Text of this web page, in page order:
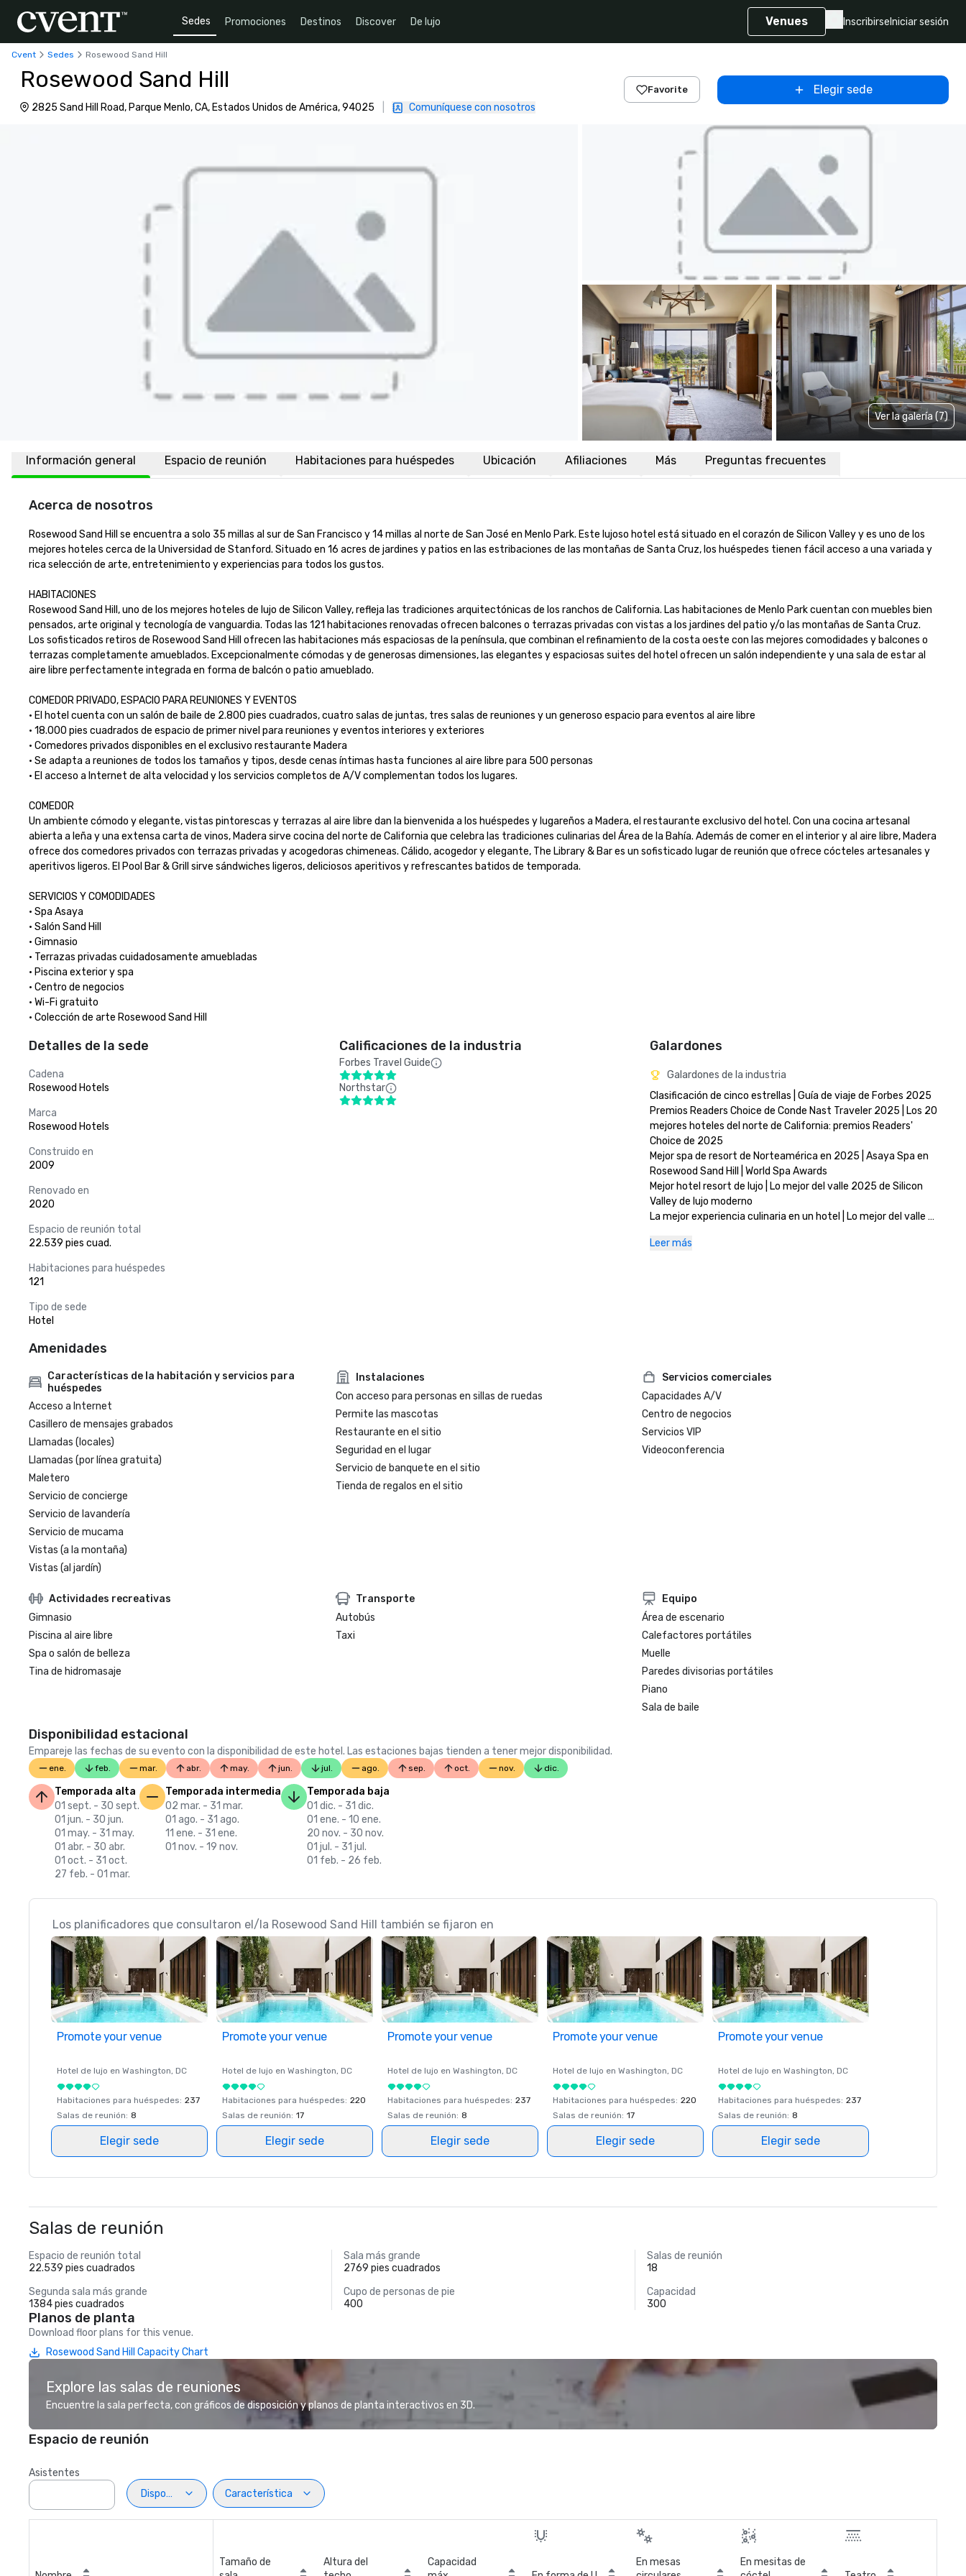
Sedes Promociones Destinos Discover De lujo Venues Inscribirse Iniciar sesión
Cvent Sedes Rosewood Sand Hill
Rosewood Sand Hill
2825 Sand Hill Road, Parque Menlo, CA, Estados Unidos de América, 94025 Comuníquese con nosotros
Favorite Elegir sede
Ver la galería (7)
Información general Espacio de reunión Habitaciones para huéspedes Ubicación Afiliaciones Más Preguntas frecuentes
Acerca de nosotros
Rosewood Sand Hill se encuentra a solo 35 millas al sur de San Francisco y 14 millas al norte de San José en Menlo Park. Este lujoso hotel está situado en el corazón de Silicon Valley y es uno de los
mejores hoteles cerca de la Universidad de Stanford. Situado en 16 acres de jardines y patios en las estribaciones de las montañas de Santa Cruz, los huéspedes tienen fácil acceso a una variada y
rica selección de arte, entretenimiento y experiencias para todos los gustos.
HABITACIONES
Rosewood Sand Hill, uno de los mejores hoteles de lujo de Silicon Valley, refleja las tradiciones arquitectónicas de los ranchos de California. Las habitaciones de Menlo Park cuentan con muebles bien
pensados, arte original y tecnología de vanguardia. Todas las 121 habitaciones renovadas ofrecen balcones o terrazas privadas con vistas a los jardines del patio y/o las montañas de Santa Cruz.
Los sofisticados retiros de Rosewood Sand Hill ofrecen las habitaciones más espaciosas de la península, que combinan el refinamiento de la costa oeste con las mejores comodidades y balcones o
terrazas completamente amueblados. Excepcionalmente cómodas y de generosas dimensiones, las elegantes y espaciosas suites del hotel ofrecen un salón independiente y una sala de estar al
aire libre perfectamente integrada en forma de balcón o patio amueblado.
COMEDOR PRIVADO, ESPACIO PARA REUNIONES Y EVENTOS
· El hotel cuenta con un salón de baile de 2.800 pies cuadrados, cuatro salas de juntas, tres salas de reuniones y un generoso espacio para eventos al aire libre
· 18.000 pies cuadrados de espacio de primer nivel para reuniones y eventos interiores y exteriores
· Comedores privados disponibles en el exclusivo restaurante Madera
· Se adapta a reuniones de todos los tamaños y tipos, desde cenas íntimas hasta funciones al aire libre para 500 personas
· El acceso a Internet de alta velocidad y los servicios completos de A/V complementan todos los lugares.
COMEDOR
Un ambiente cómodo y elegante, vistas pintorescas y terrazas al aire libre dan la bienvenida a los huéspedes y lugareños a Madera, el restaurante exclusivo del hotel. Con una cocina artesanal
abierta a leña y una extensa carta de vinos, Madera sirve cocina del norte de California que celebra las tradiciones culinarias del Área de la Bahía. Además de comer en el interior y al aire libre, Madera
ofrece dos comedores privados con terrazas privadas y acogedoras chimeneas. Cálido, acogedor y elegante, The Library & Bar es un sofisticado lugar de reunión que ofrece cócteles artesanales y
aperitivos ligeros. El Pool Bar & Grill sirve sándwiches ligeros, deliciosos aperitivos y refrescantes batidos de temporada.
SERVICIOS Y COMODIDADES
· Spa Asaya
· Salón Sand Hill
· Gimnasio
· Terrazas privadas cuidadosamente amuebladas
· Piscina exterior y spa
· Centro de negocios
· Wi-Fi gratuito
· Colección de arte Rosewood Sand Hill
Detalles de la sede
Cadena
Rosewood Hotels
Marca
Rosewood Hotels
Construido en
2009
Renovado en
2020
Espacio de reunión total
22.539 pies cuad.
Habitaciones para huéspedes
121
Tipo de sede
Hotel
Calificaciones de la industria
Forbes Travel Guide
Northstar
Galardones
Galardones de la industria
Clasificación de cinco estrellas | Guía de viaje de Forbes 2025
Premios Readers Choice de Conde Nast Traveler 2025 | Los 20
mejores hoteles del norte de California: premios Readers'
Choice de 2025
Mejor spa de resort de Norteamérica en 2025 | Asaya Spa en
Rosewood Sand Hill | World Spa Awards
Mejor hotel resort de lujo | Lo mejor del valle 2025 de Silicon
Valley de lujo moderno
La mejor experiencia culinaria en un hotel | Lo mejor del valle
Mejor spa de día | Lo mejor del valle 2025 de Silicon Valley de
Leer más
Amenidades
Características de la habitación y servicios para
huéspedes
Acceso a Internet
Casillero de mensajes grabados
Llamadas (locales)
Llamadas (por línea gratuita)
Maletero
Servicio de concierge
Servicio de lavandería
Servicio de mucama
Vistas (a la montaña)
Vistas (al jardín)
Instalaciones
Con acceso para personas en sillas de ruedas
Permite las mascotas
Restaurante en el sitio
Seguridad en el lugar
Servicio de banquete en el sitio
Tienda de regalos en el sitio
Servicios comerciales
Capacidades A/V
Centro de negocios
Servicios VIP
Videoconferencia
Actividades recreativas
Gimnasio
Piscina al aire libre
Spa o salón de belleza
Tina de hidromasaje
Transporte
Autobús
Taxi
Equipo
Área de escenario
Calefactores portátiles
Muelle
Paredes divisorias portátiles
Piano
Sala de baile
Disponibilidad estacional
Empareje las fechas de su evento con la disponibilidad de este hotel. Las estaciones bajas tienden a tener mejor disponibilidad.
ene. feb. mar. abr. may. jun. jul. ago. sep. oct. nov. dic.
Temporada alta
01 sept. - 30 sept.
01 jun. - 30 jun.
01 may. - 31 may.
01 abr. - 30 abr.
01 oct. - 31 oct.
27 feb. - 01 mar.
Temporada intermedia
02 mar. - 31 mar.
01 ago. - 31 ago.
11 ene. - 31 ene.
01 nov. - 19 nov.
Temporada baja
01 dic. - 31 dic.
01 ene. - 10 ene.
20 nov. - 30 nov.
01 jul. - 31 jul.
01 feb. - 26 feb.
Los planificadores que consultaron el/la Rosewood Sand Hill también se fijaron en
Promote your venue
Hotel de lujo en Washington, DC
Habitaciones para huéspedes: 237
Salas de reunión: 8
Elegir sede
Promote your venue
Hotel de lujo en Washington, DC
Habitaciones para huéspedes: 220
Salas de reunión: 17
Elegir sede
Promote your venue
Hotel de lujo en Washington, DC
Habitaciones para huéspedes: 237
Salas de reunión: 8
Elegir sede
Promote your venue
Hotel de lujo en Washington, DC
Habitaciones para huéspedes: 220
Salas de reunión: 17
Elegir sede
Promote your venue
Hotel de lujo en Washington, DC
Habitaciones para huéspedes: 237
Salas de reunión: 8
Elegir sede
Salas de reunión
Espacio de reunión total
22.539 pies cuadrados
Sala más grande
2769 pies cuadrados
Salas de reunión
18
Segunda sala más grande
1384 pies cuadrados
Cupo de personas de pie
400
Capacidad
300
Planos de planta
Download floor plans for this venue.
Rosewood Sand Hill Capacity Chart
Explore las salas de reuniones
Encuentre la sala perfecta, con gráficos de disposición y planos de planta interactivos en 3D.
Espacio de reunión
Asistentes
Disposiciön
Característica
Tamaño de
Altura del
Capacidad
En mesas
En mesitas de